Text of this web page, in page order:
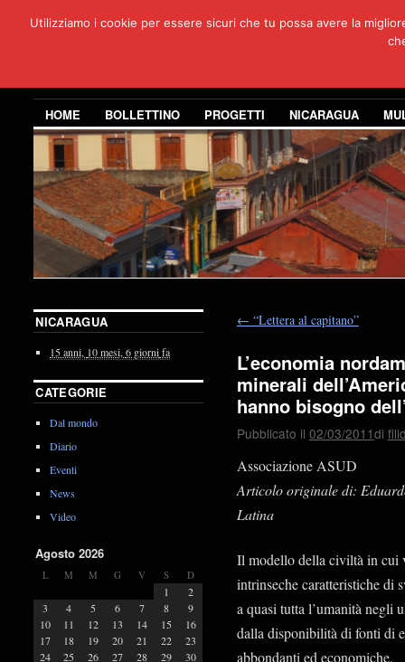
HOME BOLLETTINO PROGETTI NICARAGUA
← “Lettera al capitano”
L’economia
minerali
hanno bisogno
Pubblicato il 02/03/2011di
Associazione ASUD
Articolo originale di:
Latina
Il modello della civiltà in cui
intrinseche caratteristiche di
a quasi tutta l’umanità negli
dalla disponibilità di fonti di
abbondanti ed economiche.
NICARAGUA
15 anni, 10 mesi, 6 giornifa
CATEGORIE
Dal mondo
Diario
Eventi
News
Video
Agosto 2026
L M M G V S D
1
2
3
4 5 6 7 8
9
10
11 12 13 14 15
16
17
18 19 20 21 22
23
24
25 26 27 28 29
30
Utilizziamo i cookie per essere sicuri che tu possa avere la